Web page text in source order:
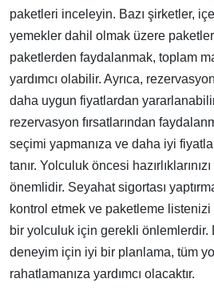
paketleri inceleyin. Bazı şirketler,
yemekler dahil olmak üzere paketler
paketlerden faydalanmak, toplam
yardımcı olabilir. Ayrıca,
daha uygun fiyatlardan
rezervasyon fırsatlarından
seçimi yapmanıza ve daha iyi
tanır. Yolculuk öncesi
önemlidir. Seyahat sigortası
kontrol etmek ve paketleme
bir yolculuk için gerekli önlemlerdir.
deneyim için iyi bir planlama, tüm
rahatlamanıza yardımcı olacaktır.